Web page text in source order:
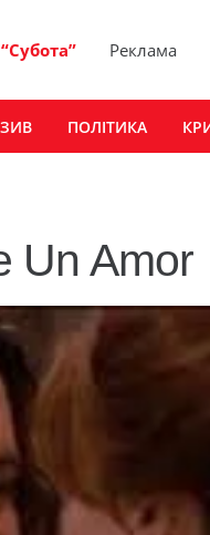
Реклама
ПОЛІТИКА
Un Amor